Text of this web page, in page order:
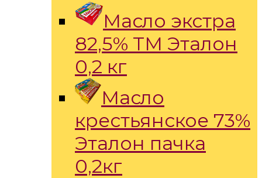
Масло экстра
82,5% ТМ Эталон
0,2 кг
Масло
крестьянское 73%
Эталон пачка
0,2кг